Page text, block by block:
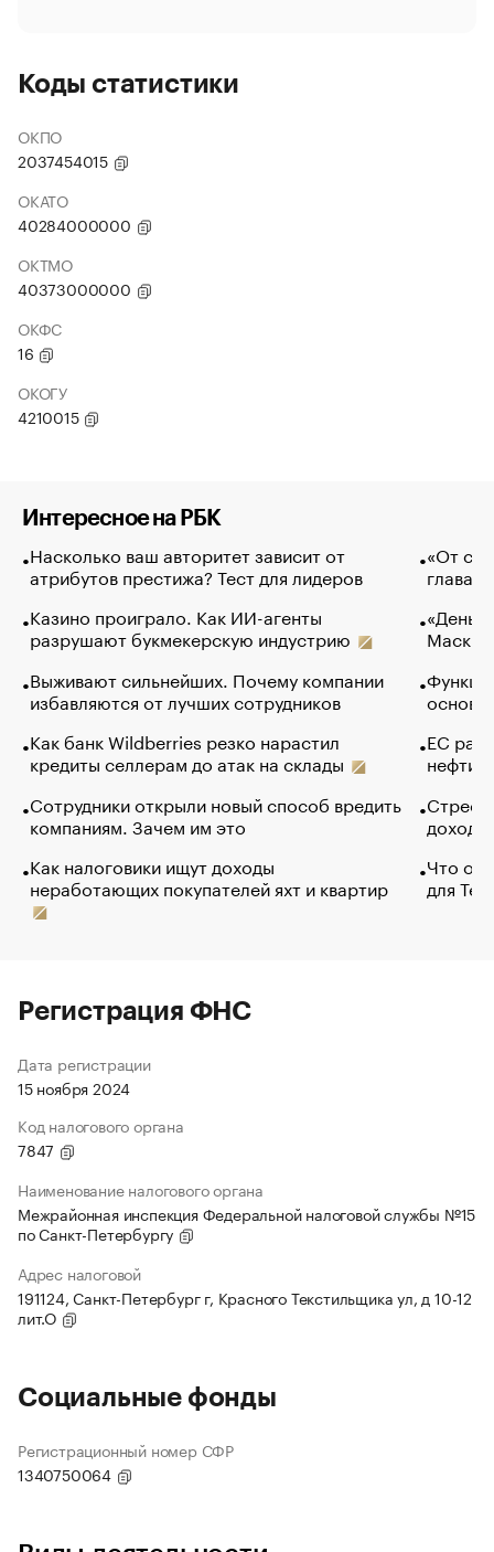
Коды статистики
ОКПО
2037454015
ОКАТО
40284000000
ОКТМО
40373000000
ОКФС
16
ОКОГУ
4210015
Интересное на РБК
Насколько ваш авторитет зависит от
атрибутов престижа? Тест для лидеров
Казино проиграло. Как ИИ-агенты
разрушают букмекерскую индустрию
Выживают сильнейших. Почему компании
избавляются от лучших сотрудников
Как банк Wildberries резко нарастил
кредиты селлерам до атак на склады
Сотрудники открыли новый способ вредить
компаниям. Зачем им это
Как налоговики ищут доходы
неработающих покупателей яхт и квартир
«От
глава
Маск в
основ
ЕС
нефти
Что
для
Регистрация ФНС
Дата регистрации
15 ноября 2024
Код налогового органа
7847
Наименование налогового органа
Межрайонная инспекция Федеральной налоговой службы №15
по Санкт-Петербургу
Адрес налоговой
191124, Санкт-Петербург г, Красного Текстильщика ул, д 10-12
лит.О
Социальные фонды
Регистрационный номер СФР
1340750064